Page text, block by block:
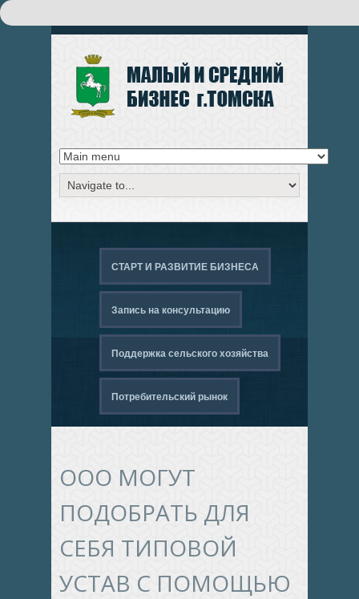
ФОРМА ПОИСКА
СТАРТ И РАЗВИТИЕ БИЗНЕСА
Запись на консультацию
Поддержка сельского хозяйства
Потребительский рынок
ООО МОГУТ
ПОДОБРАТЬ ДЛЯ
СЕБЯ ТИПОВОЙ
УСТАВ С ПОМОЩЬЮ